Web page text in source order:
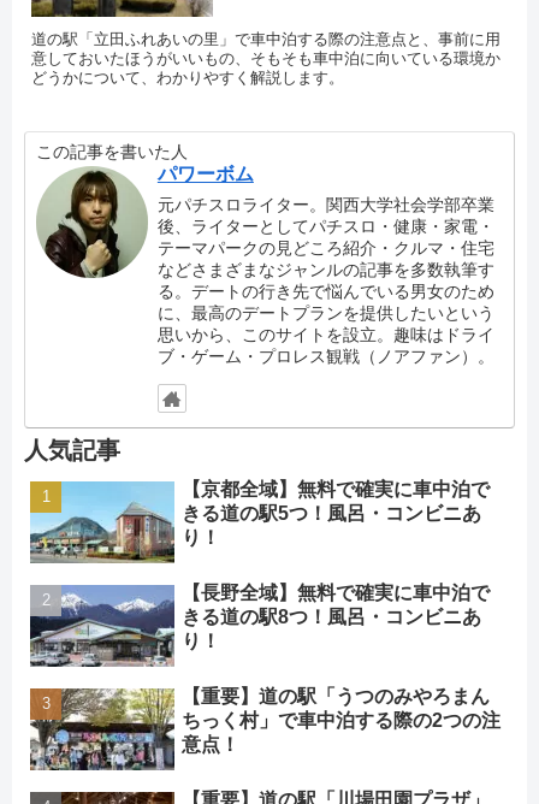
道の駅「立田ふれあいの里」で車中泊する際の注意点と、事前に用
意しておいたほうがいいもの、そもそも車中泊に向いている環境か
どうかについて、わかりやすく解説します。
この記事を書いた人
パワーボム
元パチスロライター。関西大学社会学部卒業
後、ライターとしてパチスロ・健康・家電・
テーマパークの見どころ紹介・クルマ・住宅
などさまざまなジャンルの記事を多数執筆す
る。デートの行き先で悩んでいる男女のため
に、最高のデートプランを提供したいという
思いから、このサイトを設立。趣味はドライ
ブ・ゲーム・プロレス観戦（ノアファン）。
人気記事
【京都全域】無料で確実に車中泊で
きる道の駅5つ！風呂・コンビニあ
り！
【長野全域】無料で確実に車中泊で
きる道の駅8つ！風呂・コンビニあ
り！
【重要】道の駅「うつのみやろまん
ちっく村」で車中泊する際の2つの注
意点！